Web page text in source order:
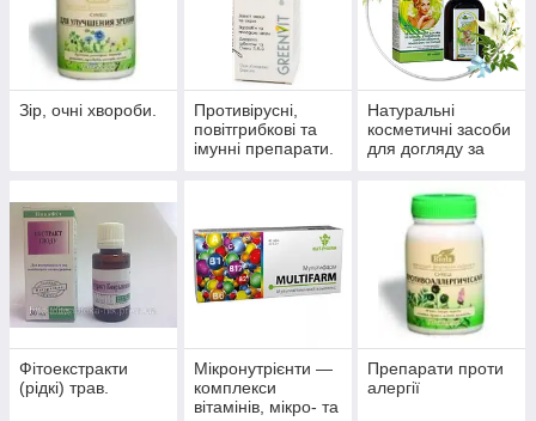
Зір, очні хвороби.
Противірусні,
повітгрибкові та
імунні препарати.
Натуральні
косметичні засоби
для догляду за
Фітоекстракти
(рідкі) трав.
Мікронутрієнти —
комплекси
вітамінів, мікро- та
Препарати проти
алергії